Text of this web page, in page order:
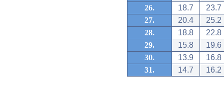
26.
18.7
23.7
27.
20.4
25.2
28.
18.8
22.8
29.
15.8
19.6
30.
13.9
16.8
31.
14.7 16.2